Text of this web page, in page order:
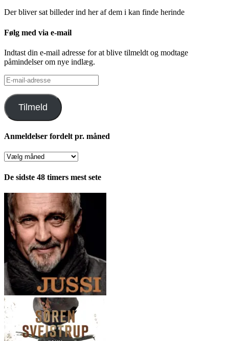
Der bliver sat billeder ind her af dem i kan finde herinde
Følg med via e-mail
Indtast din e-mail adresse for at blive tilmeldt og modtage
påmindelser om nye indlæg.
E-
mail-
adresse
Tilmeld
Anmeldelser fordelt pr. måned
Anmeldelser
pr.
De sidste 48 timers mest sete